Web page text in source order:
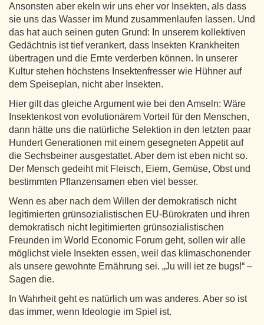
Ansonsten aber ekeln wir uns eher vor Insekten, als dass
sie uns das Wasser im Mund zusammenlaufen lassen. Und
das hat auch seinen guten Grund: In unserem kollektiven
Gedächtnis ist tief verankert, dass Insekten Krankheiten
übertragen und die Ernte verderben können. In unserer
Kultur stehen höchstens Insektenfresser wie Hühner auf
dem Speiseplan, nicht aber Insekten.
Hier gilt das gleiche Argument wie bei den Amseln: Wäre
Insektenkost von evolutionärem Vorteil für den Menschen,
dann hätte uns die natürliche Selektion in den letzten paar
Hundert Generationen mit einem gesegneten Appetit auf
die Sechsbeiner ausgestattet. Aber dem ist eben nicht so.
Der Mensch gedeiht mit Fleisch, Eiern, Gemüse, Obst und
bestimmten Pflanzensamen eben viel besser.
Wenn es aber nach dem Willen der demokratisch nicht
legitimierten grünsozialistischen EU-Bürokraten und ihren
demokratisch nicht legitimierten grünsozialistischen
Freunden im World Economic Forum geht, sollen wir alle
möglichst viele Insekten essen, weil das klimaschonender
als unsere gewohnte Ernährung sei. „Ju will iet ze bugs!“ –
Sagen die.
In Wahrheit geht es natürlich um was anderes. Aber so ist
das immer, wenn Ideologie im Spiel ist.